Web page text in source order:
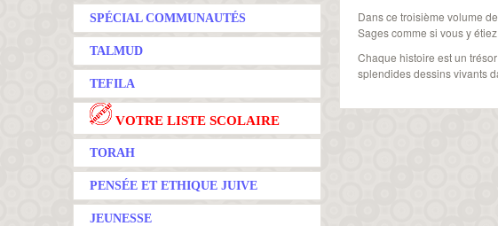
SPÉCIAL COMMUNAUTÉS
TALMUD
TEFILA
VOTRE LISTE SCOLAIRE
TORAH
PENSÉE ET ETHIQUE JUIVE
JEUNESSE
Dans ce troisième volume
Sages comme si vous y étiez!
Chaque histoire est un
splendides dessins vivants